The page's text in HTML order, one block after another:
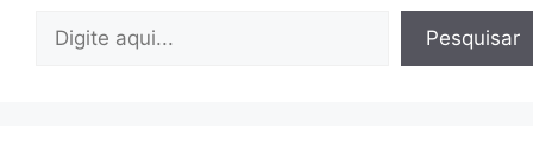
Pesquisar